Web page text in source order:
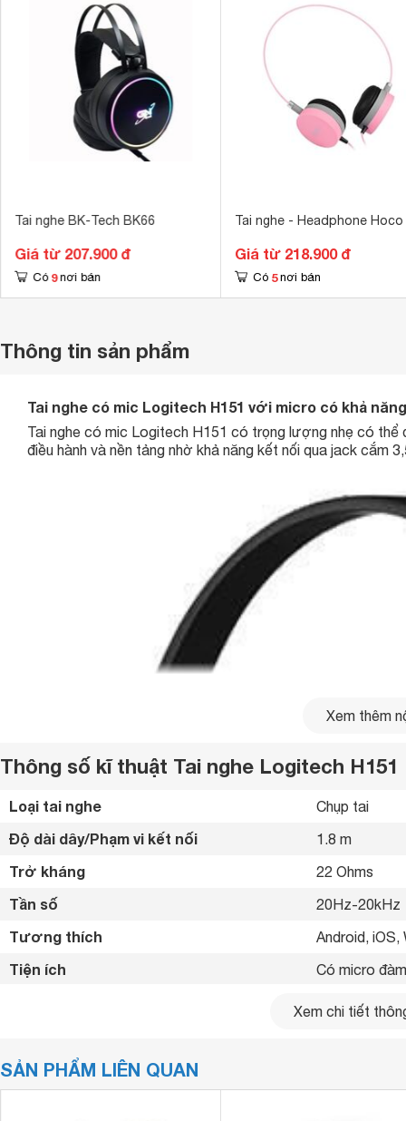
Tai nghe BK-Tech BK66
Giá từ 207.900 đ
Có 9 nơi bán
Tai nghe - Headphone Hoco
Giá từ 218.900 đ
Có 5 nơi bán
Thông tin sản phẩm
Tai nghe có mic Logitech H151 với micro có khả
Tai nghe có mic Logitech H151 có trọng lượng nhẹ có
điều hành và nền tảng nhờ khả năng kết nối qua jack cắm
Xem thêm
Thông số kĩ thuật Tai nghe Logitech H151
Loại tai nghe Chụp tai
Độ dài dây/Phạm vi kết nối 1.8 m
Trở kháng 22 Ohms
Tần số 20Hz-20kHz
Tương thích Android,
Tiện ích Có micro
1 thiết bị
Khối lượng
Xem chi tiết
SẢN PHẨM LIÊN QUAN